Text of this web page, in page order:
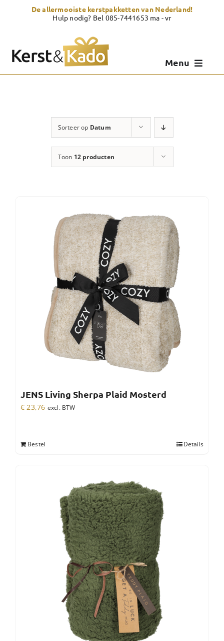
De allermooiste kerstpakketten van Nederland!
Hulp nodig? Bel 085-7441653 ma - vr
Menu
Zelf samenstellen
Sorteer op Datum
Toon 12 producten
JENS Living Sherpa Plaid Mosterd
€ 23,76 excl. BTW
Bestel Details